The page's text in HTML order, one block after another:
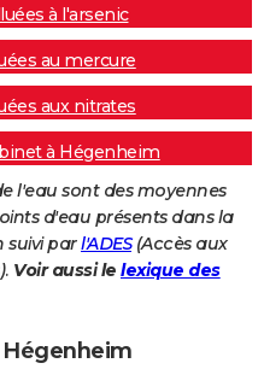
à l'arsenic
au mercure
aux nitrates
à Hégenheim
l'eau sont des moyennes
d'eau présents dans la
suivi parl'ADES(Accès aux
Voir aussi le lexique des